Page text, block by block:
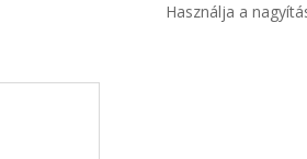
Használja a